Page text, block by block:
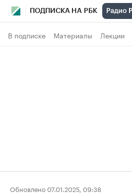
ПОДПИСКА НА РБК
В подписке Материалы Лекции
Обновлено 07.01.2025, 09:38